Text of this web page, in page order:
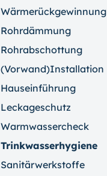
Wärmerückgewinnung
Rohrdämmung
Rohrabschottung
(Vorwand)Installation
Hauseinführung
Leckageschutz
Warmwassercheck
Trinkwasserhygiene
Sanitärwerkstoffe